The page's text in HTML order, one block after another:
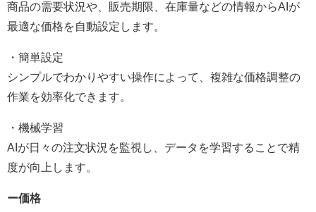
商品の需要状況や、販売期限、在庫量などの情報からAIが
最適な価格を自動設定します。
・簡単設定
シンプルでわかりやすい操作によって、複雑な価格調整の
作業を効率化できます。
・機械学習
AIが日々の注文状況を監視し、データを学習することで精
度が向上します。
ー価格